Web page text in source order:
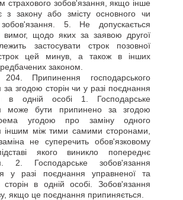
страхового зобов'язання, якщо інше
з закону або змісту основного чи
зобов'язання. 5. Не допускається
вимог, щодо яких за заявою другої
застосувати строк позовної
строк цей минув, а також в інших
законом.
204. Припинення господарського
за згодою сторін чи у разі поєднання
в одній особі 1. Господарське
може бути припинено за згодою
угодою про заміну одного
іншим між тими самими сторонами,
не суперечить обов'язковому
якого виникло попереднє
2. Господарське зобов'язання
у разі поєднання управненої та
сторін в одній особі. Зобов'язання
якщо це поєднання припиняється.